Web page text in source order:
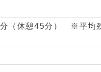
（休憩45分） ※平均